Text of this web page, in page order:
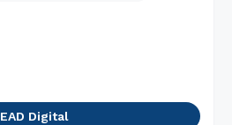
EAD Digital